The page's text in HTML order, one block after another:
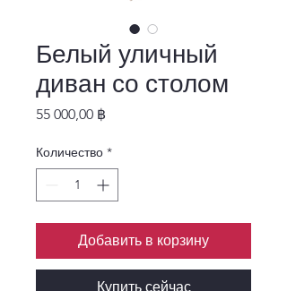
Белый уличный
диван со столом
55 000,00 ฿
Количество *
Добавить в корзину
Купить сейчас